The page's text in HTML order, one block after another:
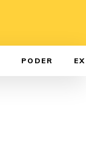
PODER